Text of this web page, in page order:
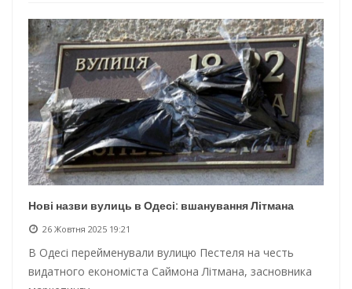
Нові назви вулиць в Одесі: вшанування Літмана
26 Жовтня 2025 19:21
В Одесі перейменували вулицю Пестеля на честь
видатного економіста Саймона Літмана, засновника